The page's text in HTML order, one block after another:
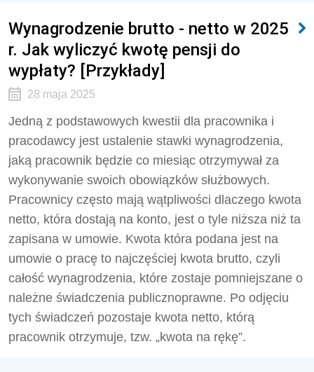
Wynagrodzenie brutto - netto w 2025
r. Jak wyliczyć kwotę pensji do
wypłaty? [Przykłady]
28 maja 2025
Jedną z podstawowych kwestii dla pracownika i
pracodawcy jest ustalenie stawki wynagrodzenia,
jaką pracownik będzie co miesiąc otrzymywał za
wykonywanie swoich obowiązków służbowych.
Pracownicy często mają wątpliwości dlaczego kwota
netto, która dostają na konto, jest o tyle niższa niż ta
zapisana w umowie. Kwota która podana jest na
umowie o pracę to najczęściej kwota brutto, czyli
całość wynagrodzenia, które zostaje pomniejszane o
należne świadczenia publicznoprawne. Po odjęciu
tych świadczeń pozostaje kwota netto, którą
pracownik otrzymuje, tzw. „kwota na rękę”.